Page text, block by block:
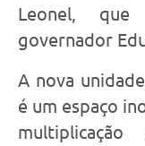
Leonel,
governador
A nova
é um espaço